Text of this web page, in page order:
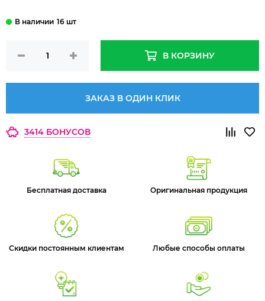
16 шт
В КОРЗИНУ
ЗАКАЗ В ОДИН КЛИК
3414 БОНУСОВ
Бесплатная доставка Оригинальная продукция
Скидки постоянным клиентам Любые способы оплаты